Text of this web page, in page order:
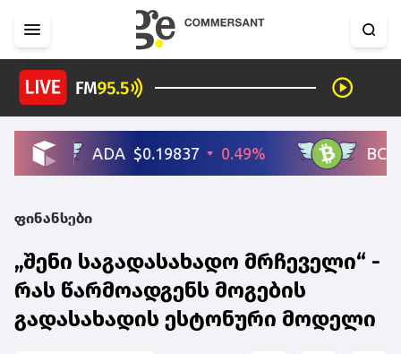
ფინანსები
„შენი საგადასახადო მრჩეველი“ -
რას წარმოადგენს მოგების
გადასახადის ესტონური მოდელი